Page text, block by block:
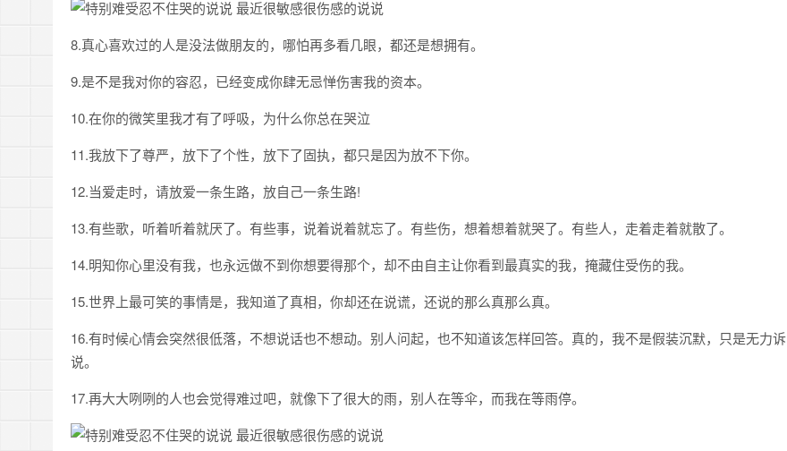
8.真心喜欢过的人是没法做朋友的，哪怕再多看几眼，都还是想拥有。
9.是不是我对你的容忍，已经变成你肆无忌惮伤害我的资本。
10.在你的微笑里我才有了呼吸，为什么你总在哭泣
11.我放下了尊严，放下了个性，放下了固执，都只是因为放不下你。
12.当爱走时，请放爱一条生路，放自己一条生路!
13.有些歌，听着听着就厌了。有些事，说着说着就忘了。有些伤，想着想着就哭了。有些人，走着走着就散了。
14.明知你心里没有我，也永远做不到你想要得那个，却不由自主让你看到最真实的我，掩藏住受伤的我。
15.世界上最可笑的事情是，我知道了真相，你却还在说谎，还说的那么真那么真。
16.有时候心情会突然很低落，不想说话也不想动。别人问起，也不知道该怎样回答。真的，我不是假装沉默，只是无力诉
说。
17.再大大咧咧的人也会觉得难过吧，就像下了很大的雨，别人在等伞，而我在等雨停。